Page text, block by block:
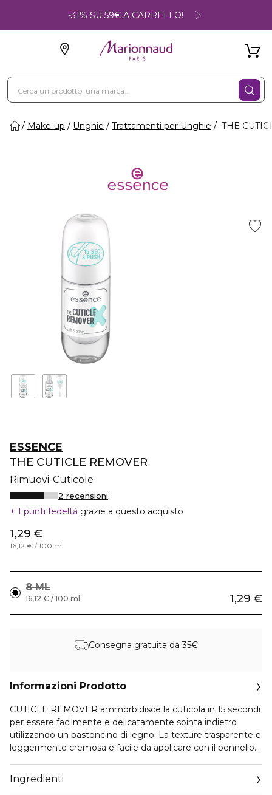
-31% SU 59€ A CARRELLO!
Make-up Unghie Trattamenti per Unghie THE
ESSENCE
THE CUTICLE REMOVER
Rimuovi-Cuticole
2 recensioni
1 punti fedeltà grazie a questo acquisto
1,29 €
16,12 € / 100 ml
8 ML
1,29 €
16,12 € / 100 ml
Consegna gratuita da 35€
Informazioni Prodotto
CUTICLE REMOVER ammorbidisce la cuticola in 15 secondi
per essere facilmente e delicatamente spinta indietro
utilizzando un bastoncino di legno. La texture trasparente e
leggermente cremosa è facile da applicare con il pennello
perfetta!
Ingredienti